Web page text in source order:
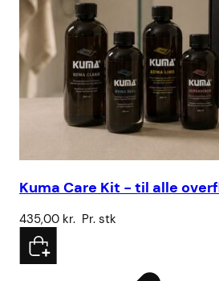
Kuma Care Kit - til alle
435,00 kr. Pr. stk